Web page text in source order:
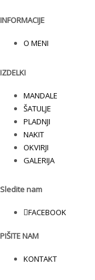
INFORMACIJE
O MENI
IZDELKI
MANDALE
ŠATULJE
PLADNJI
NAKIT
OKVIRJI
GALERIJA
Sledite nam
FACEBOOK
PIŠITE NAM
KONTAKT